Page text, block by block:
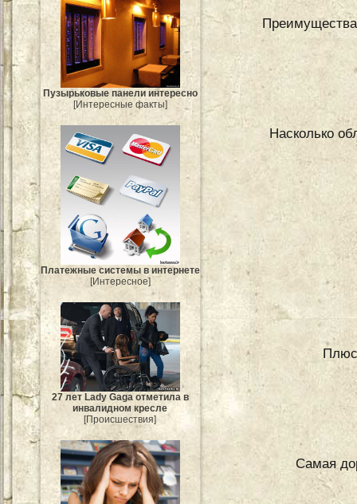
Пузырьковые панели интересно
[Интересные факты]
Платежные системы в интернете
[Интересное]
27 лет Lady Gaga отметила в
инвалидном кресле
[Происшествия]
Преимущества
Насколько
Самая